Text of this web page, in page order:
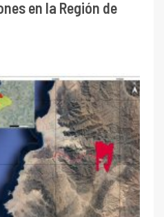
en la Región de